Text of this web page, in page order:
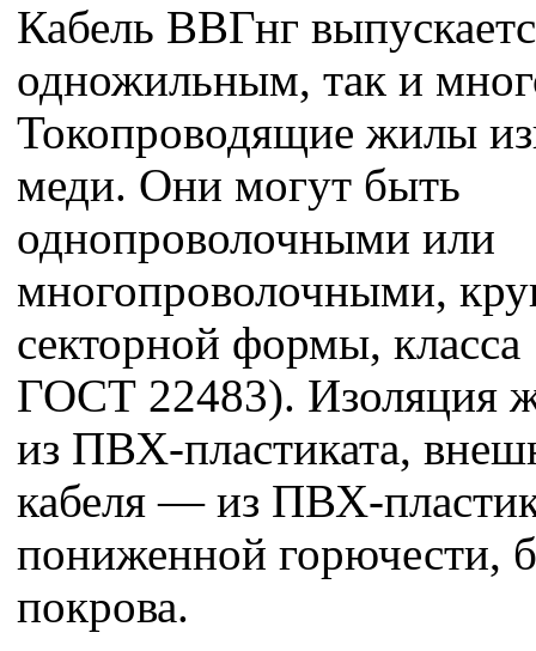
Кабель ВВГнг
одножильным, так и
Токопроводящие жилы
меди. Они могут быть
однопроволочными или
многопроволочными,
секторной формы,
ГОСТ 22483). Изоляция
из ПВХ-пластиката,
кабеля — из ПВХ-
пониженной горючести,
покрова.